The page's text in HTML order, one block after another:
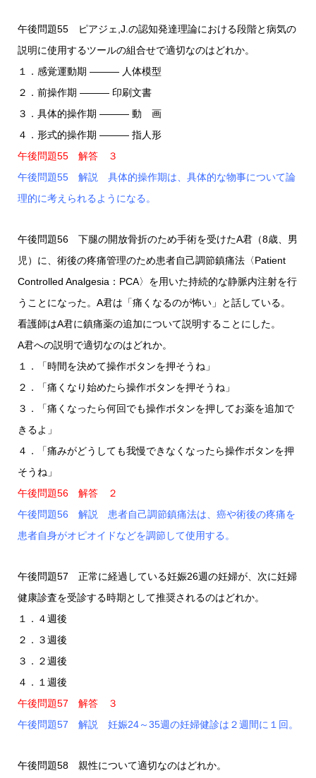
午後問題55 ピアジェ,J.の認知発達理論における段階と病気の
説明に使用するツールの組合せで適切なのはどれか。
１．感覚運動期 ――― 人体模型
２．前操作期 ――― 印刷文書
３．具体的操作期 ――― 動 画
４．形式的操作期 ――― 指人形
午後問題55 解答 ３
午後問題55 解説 具体的操作期は、具体的な物事について論
理的に考えられるようになる。
午後問題56 下腿の開放骨折のため手術を受けたA君（8歳、男
児）に、術後の疼痛管理のため患者自己調節鎮痛法〈Patient
Controlled Analgesia：PCA〉を用いた持続的な静脈内注射を行
うことになった。A君は「痛くなるのが怖い」と話している。
看護師はA君に鎮痛薬の追加について説明することにした。
A君への説明で適切なのはどれか。
１．「時間を決めて操作ボタンを押そうね」
２．「痛くなり始めたら操作ボタンを押そうね」
３．「痛くなったら何回でも操作ボタンを押してお薬を追加で
きるよ」
４．「痛みがどうしても我慢できなくなったら操作ボタンを押
そうね」
午後問題56 解答 ２
午後問題56 解説 患者自己調節鎮痛法は、癌や術後の疼痛を
患者自身がオピオイドなどを調節して使用する。
午後問題57 正常に経過している妊娠26週の妊婦が、次に妊婦
健康診査を受診する時期として推奨されるのはどれか。
１．４週後
２．３週後
３．２週後
４．１週後
午後問題57 解答 ３
午後問題57 解説 妊娠24～35週の妊婦健診は２週間に１回。
午後問題58 親性について適切なのはどれか。